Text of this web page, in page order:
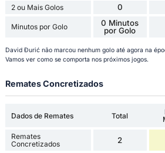
2 ou Mais Golos 0
Minutos por Golo
0 Minutos
por Golo
David Đurić não marcou nenhum golo até agora na
Vamos ver como se comporta nos próximos jogos.
Remates Concretizados
Dados de Remates Total
Remates
Concretizados
2